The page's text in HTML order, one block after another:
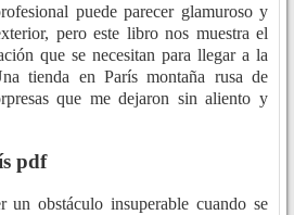
puede parecer glamuroso y
pero este libro nos muestra el
que se necesitan para llegar a la
tienda en París montaña rusa de
que me dejaron sin aliento y
pdf
un obstáculo insuperable cuando se